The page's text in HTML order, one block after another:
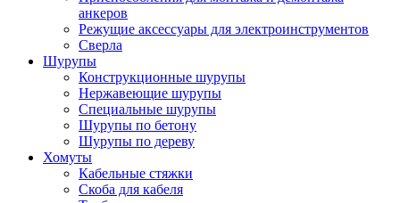
анкеров
Режущие аксессуары для электроинструментов
Сверла
Шурупы
Конструкционные шурупы
Нержавеющие шурупы
Специальные шурупы
Шурупы по бетону
Шурупы по дереву
Хомуты
Кабельные стяжки
Скоба для кабеля